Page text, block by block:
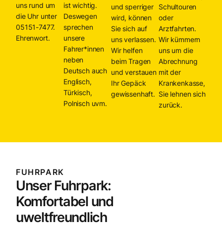
uns rund um
die Uhr unter
05151-7477.
Ehrenwort.
ist wichtig.
Deswegen
sprechen
unsere
Fahrer*innen
neben
Deutsch auch
Englisch,
Türkisch,
Polnisch uvm.
und sperriger
wird, können
Sie sich auf
uns verlassen.
Wir helfen
beim Tragen
und verstauen
Ihr Gepäck
gewissenhaft.
Schultouren
oder
Arztfahrten.
Wir kümmern
uns um die
Abrechnung
mit der
Krankenkasse,
Sie lehnen sich
zurück.
FUHRPARK
Unser Fuhrpark:
Komfortabel und
uweltfreundlich